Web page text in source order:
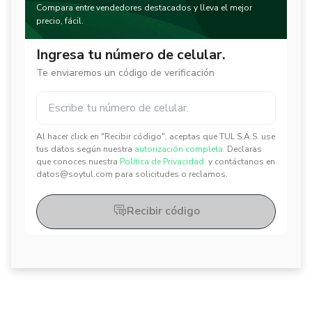
Compara entre vendedores destacados y lleva el mejor
precio, fácil.
Ingresa tu número de celular.
Te enviaremos un código de verificación
Al hacer click en "Recibir código", aceptas que TUL S.A.S. use
tus datos según nuestra autorización completa. Declaras
que conoces nuestra Política de Privacidad. y contáctanos en
datos@soytul.com para solicitudes o reclamos.
✕
✕
Recibir código